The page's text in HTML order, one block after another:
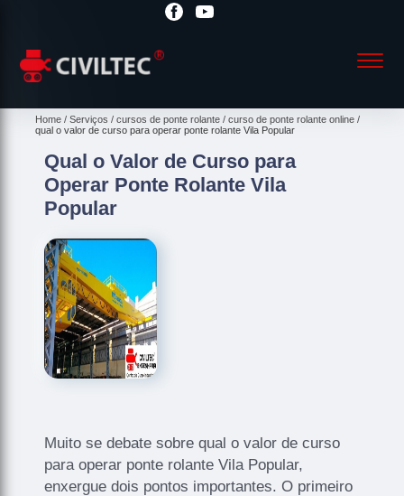
Home Serviços cursos de ponte rolante
curso de ponte rolante online
qual o valor de curso para operar ponte rolante Vila Popular
Qual o Valor de Curso para
Operar Ponte Rolante Vila
Popular
Muito se debate sobre qual o valor de curso
para operar ponte rolante Vila Popular,
enxergue dois pontos importantes. O primeiro